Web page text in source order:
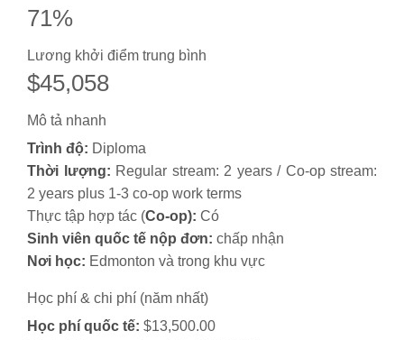
71%
Lương khởi điểm trung bình
$45,058
Mô tả nhanh
Trình độ: Diploma
Thời lượng: Regular stream: 2 years / Co-op stream:
2 years plus 1-3 co-op work terms
Thực tập hợp tác (Co-op): Có
Sinh viên quốc tế nộp đơn: chấp nhận
Nơi học: Edmonton và trong khu vực
Học phí & chi phí (năm nhất)
Học phí quốc tế: $13,500.00